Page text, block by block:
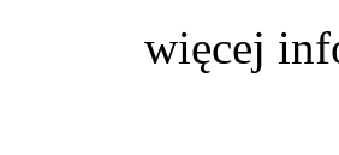
więcej